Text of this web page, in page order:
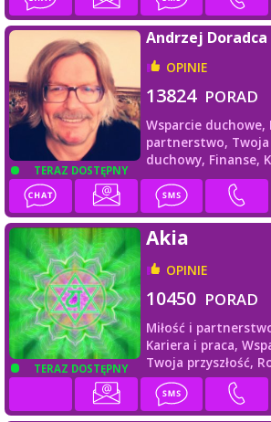
TERAZ DOSTĘPNY
Andrzej Doradca
OPINIE
13824 PORAD
Wsparcie duchowe,
partnerstwo, Twoja
duchowy, Finanse,
TERAZ DOSTĘPNY
Akia
OPINIE
10450 PORAD
Miłość i
Kariera i praca,
Twoja przyszłość,